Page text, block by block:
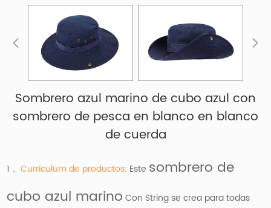
Sombrero azul marino de cubo azul con
sombrero de pesca en blanco en blanco
de cuerda
1 、Currículum de productos: Este sombrero de
cubo azul marino Con String se crea para todas